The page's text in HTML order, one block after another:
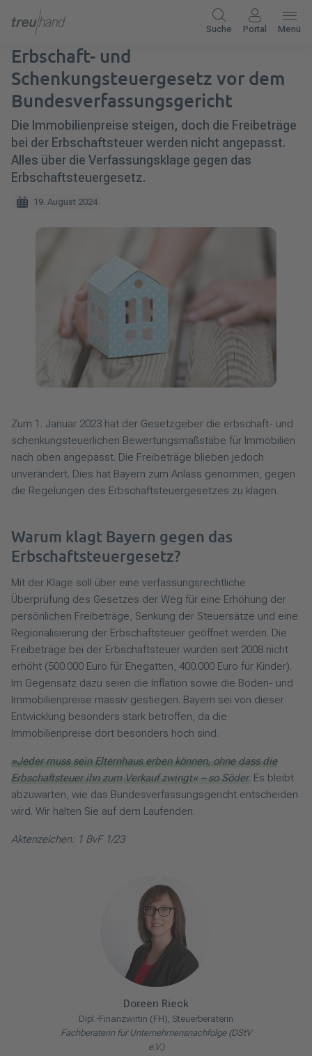
Suche Portal Menü
Erbschaft- und
Schenkungsteuergesetz vor dem
Bundesverfassungsgericht
Die Immobilienpreise steigen, doch die Freibeträge
bei der Erbschaftsteuer werden nicht angepasst.
Alles über die Verfassungsklage gegen das
Erbschaftsteuergesetz.
19. August 2024
Zum 1. Januar 2023 hat der Gesetzgeber die erbschaft- und
schenkungsteuerlichen Bewertungsmaßstäbe für Immobilien
nach oben angepasst. Die Freibeträge blieben jedoch
unverändert. Dies hat Bayern zum Anlass genommen, gegen
die Regelungen des Erbschaftsteuergesetzes zu klagen.
Warum klagt Bayern gegen das
Erbschaftsteuergesetz?
Mit der Klage soll über eine verfassungsrechtliche
Überprüfung des Gesetzes der Weg für eine Erhöhung der
persönlichen Freibeträge, Senkung der Steuersätze und eine
Regionalisierung der Erbschaftsteuer geöffnet werden. Die
Freibeträge bei der Erbschaftsteuer wurden seit 2008 nicht
erhöht (500.000 Euro für Ehegatten, 400.000 Euro für Kinder).
Im Gegensatz dazu seien die Inflation sowie die Boden- und
Immobilienpreise massiv gestiegen. Bayern sei von dieser
Entwicklung besonders stark betroffen, da die
Immobilienpreise dort besonders hoch sind.
»Jeder muss sein Elternhaus erben können, ohne dass die
Erbschaftsteuer ihn zum Verkauf zwingt« – so Söder. Es bleibt
abzuwarten, wie das Bundesverfassungsgericht entscheiden
wird. Wir halten Sie auf dem Laufenden.
Aktenzeichen: 1 BvF 1/23
Doreen Rieck
Dipl.-Finanzwirtin (FH), Steuerberaterin
Fachberaterin für Unternehmensnachfolge (DStV
e.V.)